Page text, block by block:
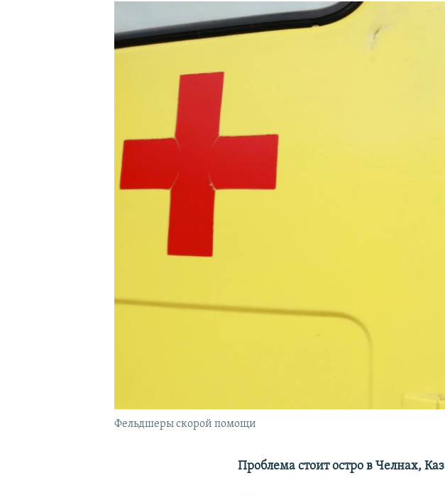
ПОДПИШИТЕСЬ НА РАССЫЛКУ
Фельдшеры скорой помощи
Проблема стоит остро в Челнах,